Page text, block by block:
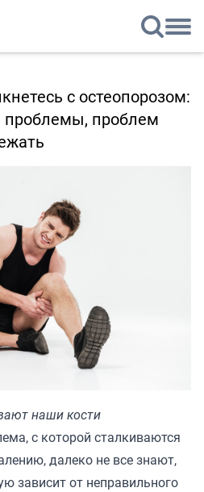
с остеопорозом:
проблемы, проблем
наши кости
с которой сталкиваются
далеко не все знают,
зависит от неправильного